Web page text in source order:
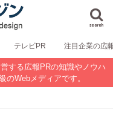
search
テレビPR 注目企業の広
する広報PRの知識やノウハ
のWebメディアです。